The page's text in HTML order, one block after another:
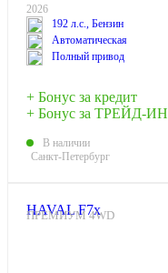
2026
192 л.с., Бензин
Автоматическая
Полный привод
+ Бонус за кредит
+ Бонус за ТРЕЙД-ИН
В наличии
Санкт-Петербург
HAVAL F7x
ПРЕМИУМ 4WD